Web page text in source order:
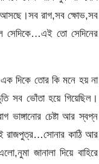
রাগ,সব ক্ষোভ,সব
সেদিকে…এই তো সেদিনের
দিকে তোর কি মনে হয় না
ভোঁতা হয়ে গিয়েছিল।
চেষ্টা আর স্বপ্ন
রাজপুত্র…সোনার কাঠি আর
জানালা দিয়ে বাহিরে